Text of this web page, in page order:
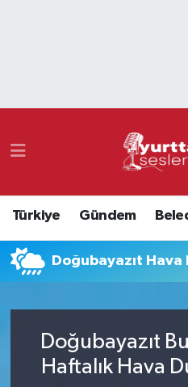
Türkiye Gündem
Doğubayazıt Hava
Doğubayazıt
Haftalık Hava
Namaz Vakitleri
Süper Lig Puan
Tüm Manşetler
Son Dakika Haberleri
Haber Arşivi